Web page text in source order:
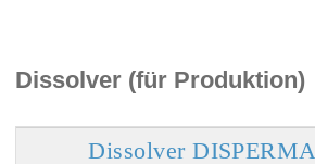
Dissolver (für Produktion)
Dissolver